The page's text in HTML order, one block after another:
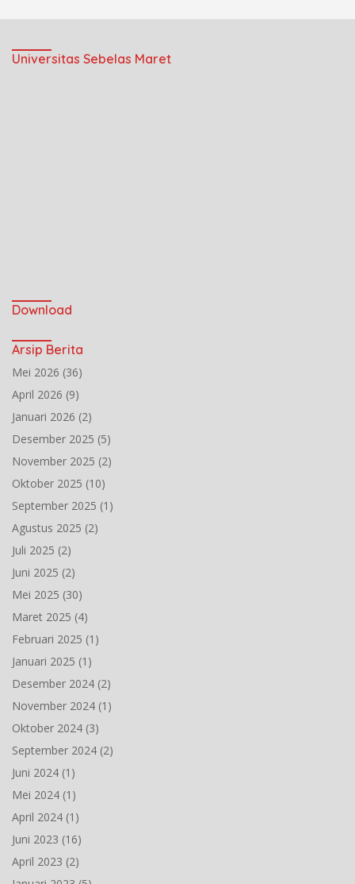
Universitas Sebelas Maret
Download
Arsip Berita
Mei 2026 (36)
April 2026 (9)
Januari 2026 (2)
Desember 2025 (5)
November 2025 (2)
Oktober 2025 (10)
September 2025 (1)
Agustus 2025 (2)
Juli 2025 (2)
Juni 2025 (2)
Mei 2025 (30)
Maret 2025 (4)
Februari 2025 (1)
Januari 2025 (1)
Desember 2024 (2)
November 2024 (1)
Oktober 2024 (3)
September 2024 (2)
Juni 2024 (1)
Mei 2024 (1)
April 2024 (1)
Juni 2023 (16)
April 2023 (2)